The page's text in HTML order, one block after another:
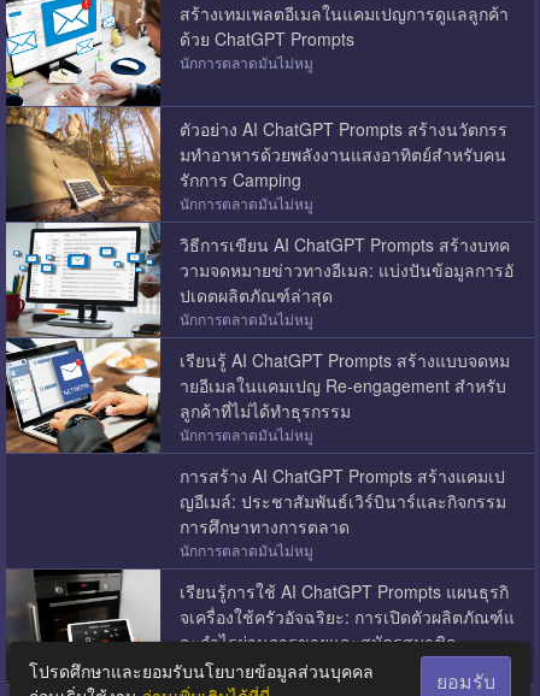
สร้างเทมเพลตอีเมลในแคมเปญการดูแลลูกค้า
ด้วย ChatGPT Prompts
นักการตลาดมันไม่หมู
ตัวอย่าง AI ChatGPT Prompts สร้างนวัตกรร
มทำอาหารด้วยพลังงานแสงอาทิตย์สำหรับคน
รักการ Camping
นักการตลาดมันไม่หมู
วิธีการเขียน AI ChatGPT Prompts สร้างบทค
วามจดหมายข่าวทางอีเมล: แบ่งปันข้อมูลการอั
ปเดตผลิตภัณฑ์ล่าสุด
นักการตลาดมันไม่หมู
เรียนรู้ AI ChatGPT Prompts สร้างแบบจดหม
ายอีเมลในแคมเปญ Re-engagement สำหรับ
ลูกค้าที่ไม่ได้ทำธุรกรรม
นักการตลาดมันไม่หมู
การสร้าง AI ChatGPT Prompts สร้างแคมเป
ญอีเมล์: ประชาสัมพันธ์เวิร์บินาร์และกิจกรรม
การศึกษาทางการตลาด
นักการตลาดมันไม่หมู
เรียนรู้การใช้ AI ChatGPT Prompts แผนธุรกิ
จเครื่องใช้ครัวอัจฉริยะ: การเปิดตัวผลิตภัณฑ์แ
ละกำไรผ่านการขายและสมัครสมาชิก
นักการตลาดมันไม่หมู
โปรดศึกษาและยอมรับนโยบายข้อมูลส่วนบุคคล
ยอมรับ